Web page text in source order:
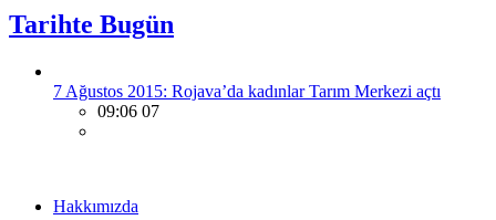
Tarihte Bugün
7 Ağustos 2015: Rojava’da kadınlar Tarım Merkezi açtı
09:06 07
Hakkımızda